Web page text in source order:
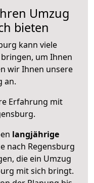
Umzug
bieten
kann viele
um Ihnen
wir Ihnen unsere
an.
Erfahrung mit
.
langjährige
nach Regensburg
die ein Umzug
mit sich bringt.